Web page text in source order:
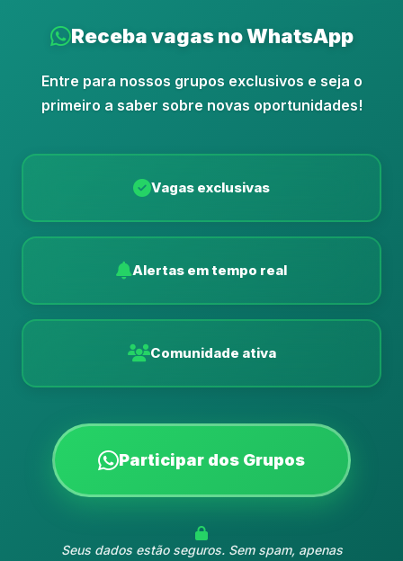
Receba vagas no WhatsApp
Entre para nossos grupos exclusivos e seja o
primeiro a saber sobre novas oportunidades!
Vagas exclusivas
Alertas em tempo real
Comunidade ativa
Participar dos Grupos
Seus dados estão seguros. Sem spam, apenas